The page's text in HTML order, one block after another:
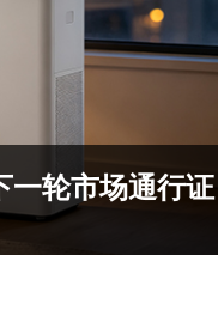
轮市场通行证